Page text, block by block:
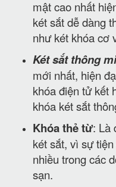
mật cao nhất
két sắt dễ dàng
như két khóa cơ
Két sắt thông
mới nhất, hiện
khóa điện tử kết
khóa két sắt
Khóa thẻ từ: Là
két sắt, vì sự
nhiều trong các
sạn.